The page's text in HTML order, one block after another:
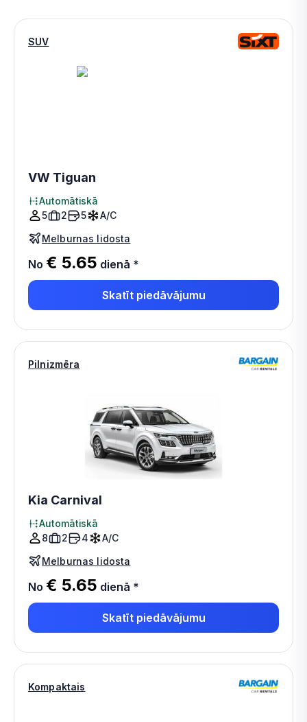
SUV
VW Tiguan
Automātiskā
5
2 5
A/C
Melburnas lidosta
No € 5.65 dienā *
Skatīt piedāvājumu
Pilnizmēra
Kia Carnival
Automātiskā
8
2 4
A/C
Melburnas lidosta
No € 5.65 dienā *
Skatīt piedāvājumu
Kompaktais